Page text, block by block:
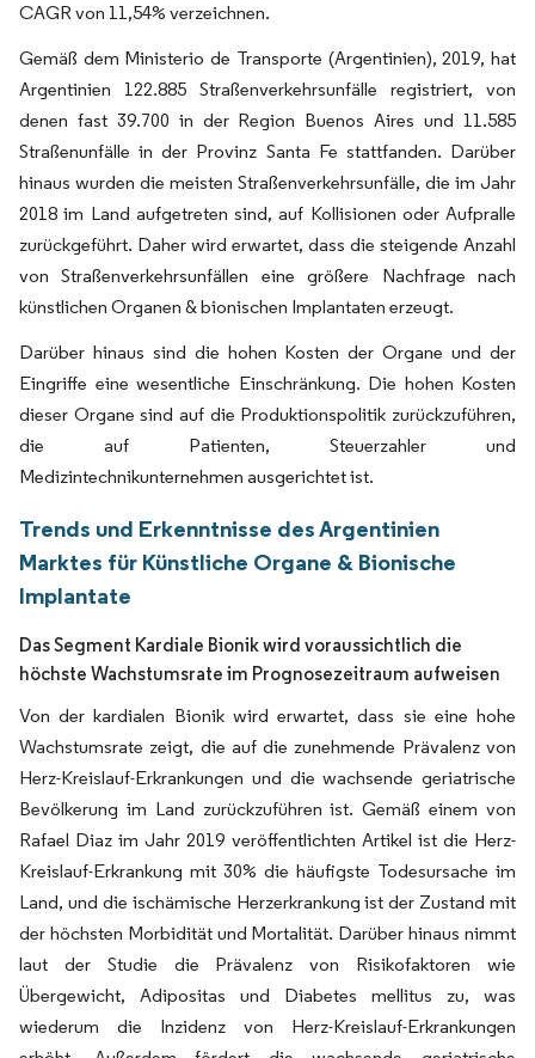
CAGR von 11,54% verzeichnen.
Gemäß dem Ministerio de Transporte (Argentinien), 2019, hat
Argentinien 122.885 Straßenverkehrsunfälle registriert, von
denen fast 39.700 in der Region Buenos Aires und 11.585
Straßenunfälle in der Provinz Santa Fe stattfanden. Darüber
hinaus wurden die meisten Straßenverkehrsunfälle, die im Jahr
2018 im Land aufgetreten sind, auf Kollisionen oder Aufpralle
zurückgeführt. Daher wird erwartet, dass die steigende Anzahl
von Straßenverkehrsunfällen eine größere Nachfrage nach
künstlichen Organen & bionischen Implantaten erzeugt.
Darüber hinaus sind die hohen Kosten der Organe und der
Eingriffe eine wesentliche Einschränkung. Die hohen Kosten
dieser Organe sind auf die Produktionspolitik zurückzuführen,
die auf Patienten, Steuerzahler und
Medizintechnikunternehmen ausgerichtet ist.
Trends und Erkenntnisse des Argentinien
Marktes für Künstliche Organe & Bionische
Implantate
Das Segment Kardiale Bionik wird voraussichtlich die
höchste Wachstumsrate im Prognosezeitraum aufweisen
Von der kardialen Bionik wird erwartet, dass sie eine hohe
Wachstumsrate zeigt, die auf die zunehmende Prävalenz von
Herz-Kreislauf-Erkrankungen und die wachsende geriatrische
Bevölkerung im Land zurückzuführen ist. Gemäß einem von
Rafael Diaz im Jahr 2019 veröffentlichten Artikel ist die Herz-
Kreislauf-Erkrankung mit 30% die häufigste Todesursache im
Land, und die ischämische Herzerkrankung ist der Zustand mit
der höchsten Morbidität und Mortalität. Darüber hinaus nimmt
laut der Studie die Prävalenz von Risikofaktoren wie
Übergewicht, Adipositas und Diabetes mellitus zu, was
wiederum die Inzidenz von Herz-Kreislauf-Erkrankungen